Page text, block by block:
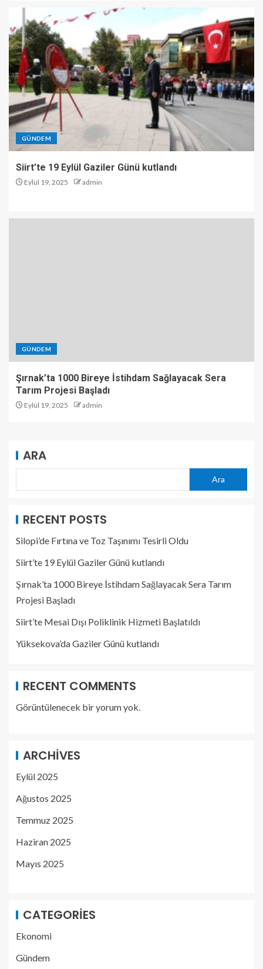
GÜNDEM
Siirt’te 19 Eylül Gaziler Günü kutlandı
Eylül 19, 2025 admin
GÜNDEM
Şırnak’ta 1000 Bireye İstihdam Sağlayacak Sera
Tarım Projesi Başladı
Eylül 19, 2025 admin
ARA
Ara
RECENT POSTS
Silopi’de Fırtına ve Toz Taşınımı Tesirli Oldu
Siirt’te 19 Eylül Gaziler Günü kutlandı
Şırnak’ta 1000 Bireye İstihdam Sağlayacak Sera Tarım
Projesi Başladı
Siirt’te Mesai Dışı Poliklinik Hizmeti Başlatıldı
Yüksekova’da Gaziler Günü kutlandı
RECENT COMMENTS
Görüntülenecek bir yorum yok.
ARCHIVES
Eylül 2025
Ağustos 2025
Temmuz 2025
Haziran 2025
Mayıs 2025
CATEGORIES
Ekonomi
Gündem